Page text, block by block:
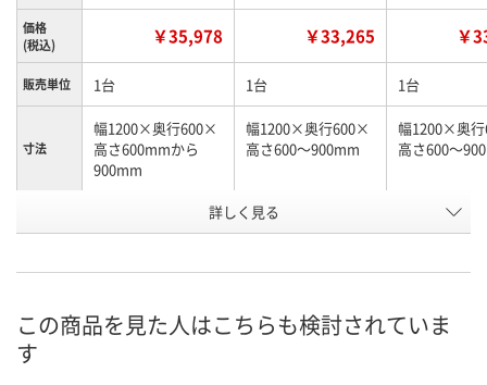
価格
(税込)
￥35,978 ￥33,265 ￥
販売単位 1台 1台 1台
寸法
幅1200×奥行600×
高さ600mmから
900mm
幅1200×奥行600×
高さ600～900mm
幅1200×奥
高さ600～
U322417 U322415
8月25日（火）まで
詳しく見る
この商品を見た人はこちらも検討されていま
す